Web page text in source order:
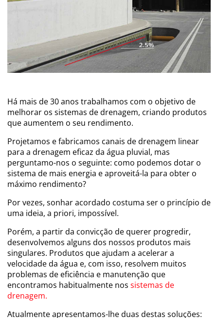
Há mais de 30 anos trabalhamos com o objetivo de
melhorar os sistemas de drenagem, criando produtos
que aumentem o seu rendimento.
Projetamos e fabricamos canais de drenagem linear
para a drenagem eficaz da água pluvial, mas
perguntamo-nos o seguinte: como podemos dotar o
sistema de mais energia e aproveitá-la para obter o
máximo rendimento?
Por vezes, sonhar acordado costuma ser o princípio de
uma ideia, a priori, impossível.
Porém, a partir da convicção de querer progredir,
desenvolvemos alguns dos nossos produtos mais
singulares. Produtos que ajudam a acelerar a
velocidade da água e, com isso, resolvem muitos
problemas de eficiência e manutenção que
encontramos habitualmente nos sistemas de
drenagem.
Atualmente apresentamos-lhe duas destas soluções: